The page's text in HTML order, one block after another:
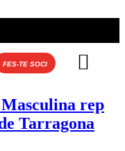
FES-TE SOCI
rep
Tarragona